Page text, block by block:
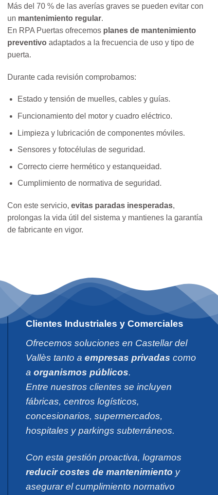
Más del 70 % de las averías graves se pueden evitar con
un mantenimiento regular.
En RPA Puertas ofrecemos planes de mantenimiento
preventivo adaptados a la frecuencia de uso y tipo de
puerta.
Durante cada revisión comprobamos:
Estado y tensión de muelles, cables y guías.
Funcionamiento del motor y cuadro eléctrico.
Limpieza y lubricación de componentes móviles.
Sensores y fotocélulas de seguridad.
Correcto cierre hermético y estanqueidad.
Cumplimiento de normativa de seguridad.
Con este servicio, evitas paradas inesperadas,
prolongas la vida útil del sistema y mantienes la garantía
de fabricante en vigor.
Clientes Industriales y Comerciales
Ofrecemos soluciones en Castellar del
Vallès tanto a empresas privadas como
a organismos públicos.
Entre nuestros clientes se incluyen
fábricas, centros logísticos,
concesionarios, supermercados,
hospitales y parkings subterráneos.
Con esta gestión proactiva, logramos
reducir costes de mantenimiento y
asegurar el cumplimiento normativo